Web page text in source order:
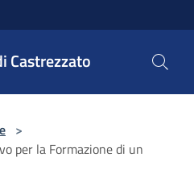
Castrezzato
>
per la Formazione di un